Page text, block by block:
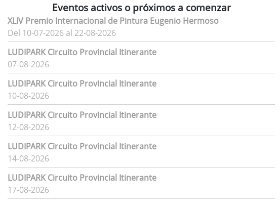
Eventos activos o próximos a comenzar
XLIV Premio Internacional de Pintura Eugenio Hermoso
Del 10-07-2026 al 22-08-2026
LUDIPARK Circuito Provincial Itinerante
07-08-2026
LUDIPARK Circuito Provincial Itinerante
10-08-2026
LUDIPARK Circuito Provincial Itinerante
12-08-2026
LUDIPARK Circuito Provincial Itinerante
14-08-2026
LUDIPARK Circuito Provincial Itinerante
17-08-2026